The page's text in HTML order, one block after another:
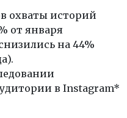
охваты историй
от января
на 44%
в Instagram*